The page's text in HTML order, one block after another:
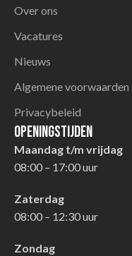
Over ons
Vacatures
Nieuws
Algemene voorwaarden
Privacybeleid
Openingstijden
Maandag t/m vrijdag
08:00 – 17:00 uur
Zaterdag
08:00 – 12:30 uur
Zondag